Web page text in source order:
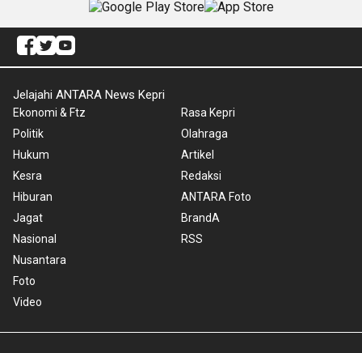
Jelajahi ANTARA News Kepri
Ekonomi & Ftz
Politik
Hukum
Kesra
Hiburan
Jagat
Nasional
Nusantara
Foto
Video
Rasa Kepri
Olahraga
Artikel
Redaksi
ANTARA Foto
BrandA
RSS